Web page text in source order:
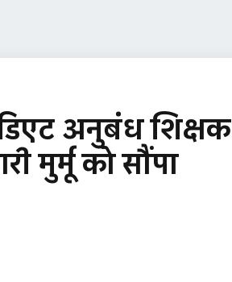
अनुबंध शिक्षक
मुर्मू को सौंपा